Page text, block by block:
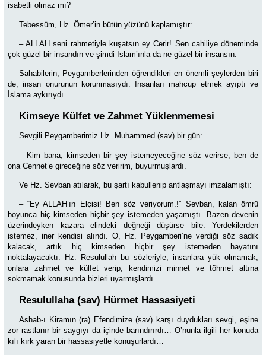
isabetli olmaz mı?
Tebessüm, Hz. Ömer’in bütün yüzünü kaplamıştır:
– ALLAH seni rahmetiyle kuşatsın ey Cerir! Sen cahiliye döneminde
çok güzel bir insandın ve şimdi İslam’ınla da ne güzel bir insansın.
Sahabilerin, Peygamberlerinden öğrendikleri en önemli şeylerden biri
de; insan onurunun korunmasıydı. İnsanları mahcup etmek ayıptı ve
İslama aykırıydı..
Kimseye Külfet ve Zahmet Yüklenmemesi
Sevgili Peygamberimiz Hz. Muhammed (sav) bir gün:
– Kim bana, kimseden bir şey istemeyeceğine söz verirse, ben de
ona Cennet’e gireceğine söz veririm, buyurmuşlardı.
Ve Hz. Sevban atılarak, bu şartı kabullenip antlaşmayı imzalamıştı:
– “Ey ALLAH’ın Elçisi! Ben söz veriyorum.!” Sevban, kalan ömrü
boyunca hiç kimseden hiçbir şey istemeden yaşamıştı. Bazen devenin
üzerindeyken kazara elindeki değneği düşürse bile. Yerdekilerden
istemez, iner kendisi alındı. O, Hz. Peygamberi’ne verdiği söz sadık
kalacak, artık hiç kimseden hiçbir şey istemeden hayatını
noktalayacaktı. Hz. Resulullah bu sözleriyle, insanlara yük olmamak,
onlara zahmet ve külfet verip, kendimizi minnet ve töhmet altına
sokmamak konusunda bizleri uyarmışlardı.
Resulullaha (sav) Hürmet Hassasiyeti
Ashab-ı Kiramın (ra) Efendimize (sav) karşı duydukları sevgi, eşine
zor rastlanır bir saygıyı da içinde barındırırdı… O’nunla ilgili her konuda
kılı kırk yaran bir hassasiyetle konuşurlardı…